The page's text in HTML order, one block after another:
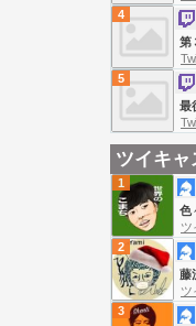
4
第
お
ゃ
5
最
ツイキャ
1
色
ツ
2
藤
ツ
3